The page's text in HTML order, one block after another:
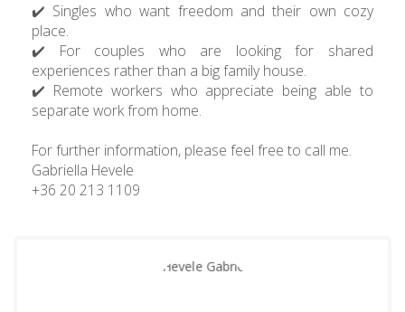
✔️ Singles who want freedom and their own cozy
place.
✔️ For couples who are looking for shared
experiences rather than a big family house.
✔️ Remote workers who appreciate being able to
separate work from home.
For further information, please feel free to call me.
Gabriella Hevele
+36 20 213 1109